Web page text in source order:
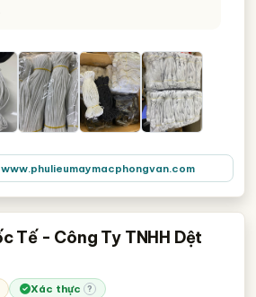
www.phulieumaymacphongvan.com
Tế - Công Ty TNHH Dệt
Xác thực ?